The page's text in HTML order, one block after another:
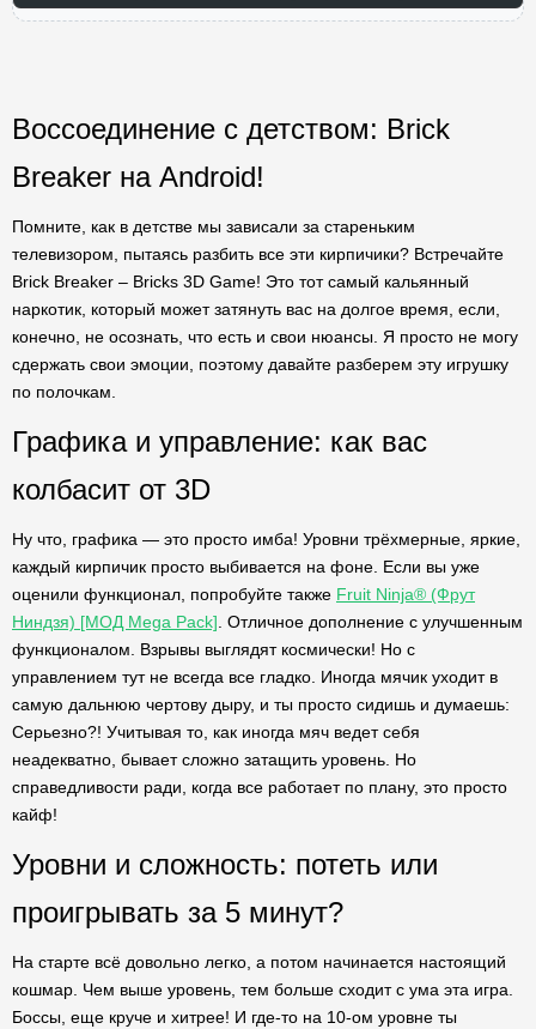
Воссоединение с детством: Brick
Breaker на Android!
Помните, как в детстве мы зависали за стареньким
телевизором, пытаясь разбить все эти кирпичики? Встречайте
Brick Breaker – Bricks 3D Game! Это тот самый кальянный
наркотик, который может затянуть вас на долгое время, если,
конечно, не осознать, что есть и свои нюансы. Я просто не могу
сдержать свои эмоции, поэтому давайте разберем эту игрушку
по полочкам.
Графика и управление: как вас
колбасит от 3D
Ну что, графика — это просто имба! Уровни трёхмерные, яркие,
каждый кирпичик просто выбивается на фоне. Если вы уже
оценили функционал, попробуйте также Fruit Ninja® (Фрут
Ниндзя) [МОД Mega Pack] . Отличное дополнение с улучшенным
функционалом. Взрывы выглядят космически! Но с
управлением тут не всегда все гладко. Иногда мячик уходит в
самую дальнюю чертову дыру, и ты просто сидишь и думаешь:
Серьезно?! Учитывая то, как иногда мяч ведет себя
неадекватно, бывает сложно затащить уровень. Но
справедливости ради, когда все работает по плану, это просто
кайф!
Уровни и сложность: потеть или
проигрывать за 5 минут?
На старте всё довольно легко, а потом начинается настоящий
кошмар. Чем выше уровень, тем больше сходит с ума эта игра.
Боссы, еще круче и хитрее! И где-то на 10-ом уровне ты